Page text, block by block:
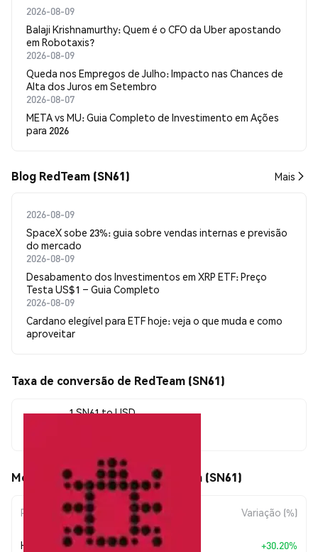
2026-08-09
Balaji Krishnamurthy: Quem é o CFO da Uber apostando
em Robotaxis?
2026-08-09
Queda nos Empregos de Julho: Impacto nas Chances de
Alta dos Juros em Setembro
2026-08-07
META vs MU: Guia Completo de Investimento em Ações
para 2026
Blog RedTeam (SN61) Mais
2026-08-09
SpaceX sobe 23%: guia sobre vendas internas e previsão
do mercado
2026-08-09
Desabamento dos Investimentos em XRP ETF: Preço
Testa US$1 – Guia Completo
2026-08-09
Cardano elegível para ETF hoje: veja o que muda e como
aproveitar
Taxa de conversão de RedTeam (SN61)
1 SN61 to USD
Movimentos de preço de RedTeam (SN61)
Período Variação do Valor Variação (%)
Hoje +$0.380399 +30.20%